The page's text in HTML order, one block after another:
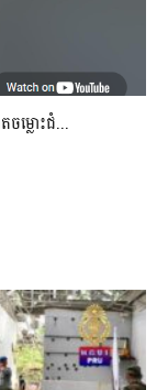
ម្លោះជំ...